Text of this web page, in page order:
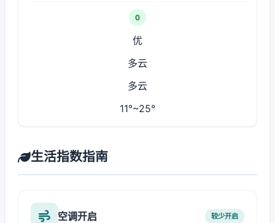
0
优
多云
多云
11°~25°
生活指数指南
空调开启 较少开启